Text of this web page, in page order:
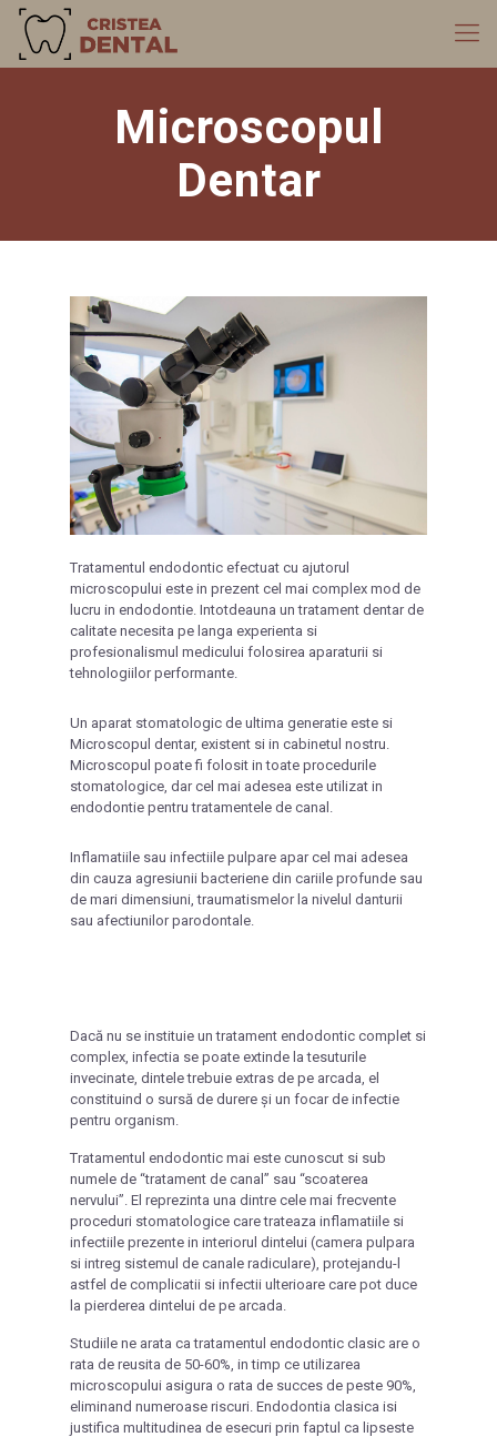
Microscopul
Dentar
Tratamentul endodontic efectuat cu ajutorul
microscopului este in prezent cel mai complex mod de
lucru in endodontie. Intotdeauna un tratament dentar de
calitate necesita pe langa experienta si
profesionalismul medicului folosirea aparaturii si
tehnologiilor performante.
Un aparat stomatologic de ultima generatie este si
Microscopul dentar, existent si in cabinetul nostru.
Microscopul poate fi folosit in toate procedurile
stomatologice, dar cel mai adesea este utilizat in
endodontie pentru tratamentele de canal.
Inflamatiile sau infectiile pulpare apar cel mai adesea
din cauza agresiunii bacteriene din cariile profunde sau
de mari dimensiuni, traumatismelor la nivelul danturii
sau afectiunilor parodontale.
Dacă nu se instituie un tratament endodontic complet si
complex, infectia se poate extinde la tesuturile
invecinate, dintele trebuie extras de pe arcada, el
constituind o sursă de durere și un focar de infectie
pentru organism.
Tratamentul endodontic mai este cunoscut si sub
numele de “tratament de canal” sau “scoaterea
nervului”. El reprezinta una dintre cele mai frecvente
proceduri stomatologice care trateaza inflamatiile si
infectiile prezente in interiorul dintelui (camera pulpara
si intreg sistemul de canale radiculare), protejandu-l
astfel de complicatii si infectii ulterioare care pot duce
la pierderea dintelui de pe arcada.
Studiile ne arata ca tratamentul endodontic clasic are o
rata de reusita de 50-60%, in timp ce utilizarea
microscopului asigura o rata de succes de peste 90%,
eliminand numeroase riscuri. Endodontia clasica isi
justifica multitudinea de esecuri prin faptul ca lipseste